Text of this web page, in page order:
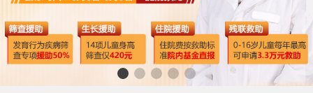
行为发育科
小儿内分泌科